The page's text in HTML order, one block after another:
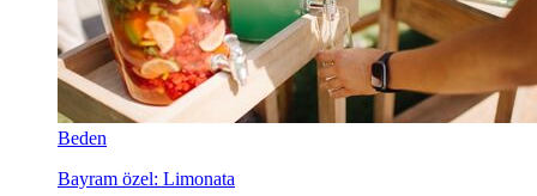
Beden
Bayram özel: Limonata